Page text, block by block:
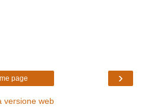
›
page
versione web